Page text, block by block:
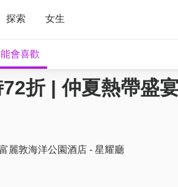
探索 女生
會喜歡
折 | 仲夏熱帶盛
麗敦海洋公園酒店 - 星耀廳